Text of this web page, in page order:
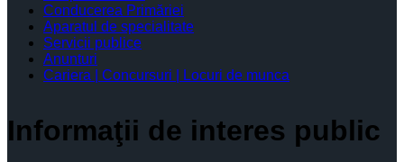
Conducerea Primăriei
Aparatul de specialitate
Servicii publice
Anunturi
Cariera | Concursuri | Locuri de munca
Informaţii de interes public